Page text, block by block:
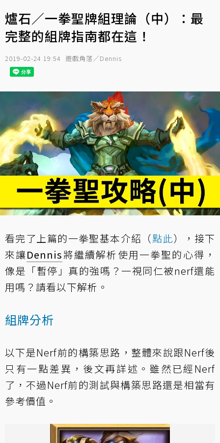
爐石／一拳聖牌組理論（中）：最
完整的組牌指南都在這！
2019-02-24 19:54 遊戲角落／Dennis
看完了上篇的一拳聖基本介紹（點此），接下
來讓Dennis將繼續解析使用一拳聖的心得，
像是「暫停」真的強嗎？一視同仁被nerf還能
用嗎？請看以下解析。
組牌分析
以下是Nerf前的構築思路，整體來說跟Nerf後
只有一點差異，後文再詳述。雖然已經Nerf
了，不過Nerf前的測試與構築思路還是相當有
參考價值。